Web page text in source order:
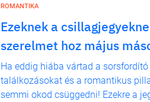
ROMANTIKA
Ezeknek a
szerelmet hoz május
Ha eddig hiába vártad a sorsfordító
találkozásokat és a romantikus
semmi okod csüggedni! Ezekre a